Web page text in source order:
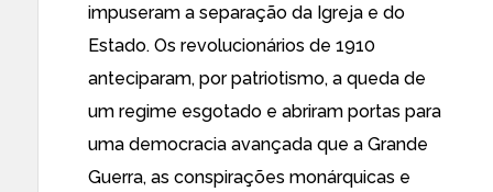
impuseram a separação da Igreja e do
Estado. Os revolucionários de 1910
anteciparam, por patriotismo, a queda de
um regime esgotado e abriram portas para
uma democracia avançada que a Grande
Guerra, as conspirações monárquicas e